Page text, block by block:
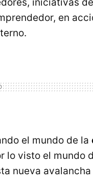
en
el mundo de la
lo visto el mundo
nueva